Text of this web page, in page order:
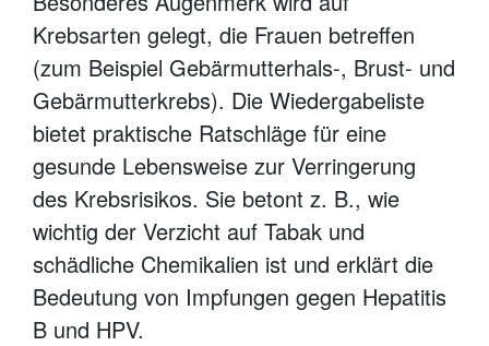
Krebsarten gelegt, die Frauen betreffen
(zum Beispiel Gebärmutterhals-, Brust- und
Gebärmutterkrebs). Die Wiedergabeliste
bietet praktische Ratschläge für eine
gesunde Lebensweise zur Verringerung
des Krebsrisikos. Sie betont z. B., wie
wichtig der Verzicht auf Tabak und
schädliche Chemikalien ist und erklärt die
Bedeutung von Impfungen gegen Hepatitis
B und HPV.